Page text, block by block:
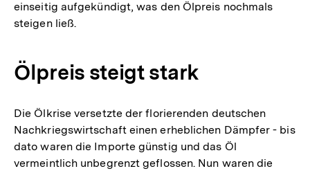
einseitig aufgekündigt, was den Ölpreis nochmals
steigen ließ.
Ölpreis steigt stark
Die Ölkrise versetzte der florierenden deutschen
Nachkriegswirtschaft einen erheblichen Dämpfer - bis
dato waren die Importe günstig und das Öl
vermeintlich unbegrenzt geflossen. Nun waren die